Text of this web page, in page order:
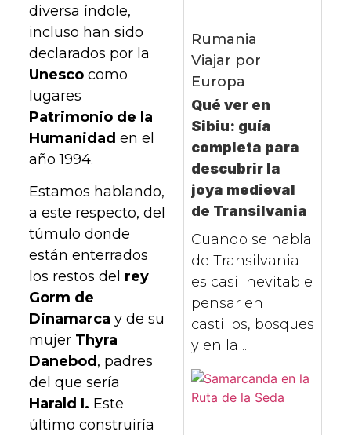
diversa índole,
incluso han sido
declarados por la
Unesco como
lugares
Patrimonio de la
Humanidad en el
año 1994.
Estamos hablando,
a este respecto, del
túmulo donde
están enterrados
los restos del rey
Gorm de
Dinamarcay de su
mujer Thyra
Danebod , padres
del que sería
Harald I. Este
último construiría
Rumania
Viajar por
Europa
Qué ver en
Sibiu: guía
completa para
descubrir la
joya medieval
de Transilvania
Cuando se habla
de Transilvania
es casi inevitable
pensar en
castillos, bosques
y en la ...